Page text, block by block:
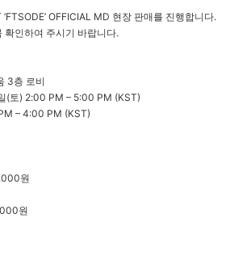
OFFICIAL MD 현장 판매를 진행합니다.
확인하여 주시기 바랍니다.
3층 로비
(토) 2:00 PM – 5:00 PM (KST)
– 4:00 PM (KST)
원
원